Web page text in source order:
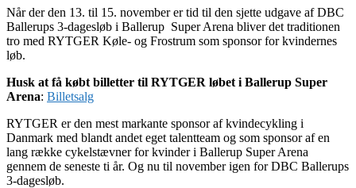
Når der den 13. til 15. november er tid til den sjette udgave af DBC
Ballerups 3-dagesløb i Ballerup Super Arena bliver det traditionen
tro med RYTGER Køle- og Frostrum som sponsor for kvindernes
løb.
Husk at få købt billetter til RYTGER løbet i Ballerup Super
Arena: Billetsalg
RYTGER er den mest markante sponsor af kvindecykling i
Danmark med blandt andet eget talentteam og som sponsor af en
lang række cykelstævner for kvinder i Ballerup Super Arena
gennem de seneste ti år. Og nu til november igen for DBC Ballerups
3-dagesløb.